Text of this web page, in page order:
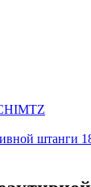
штанги